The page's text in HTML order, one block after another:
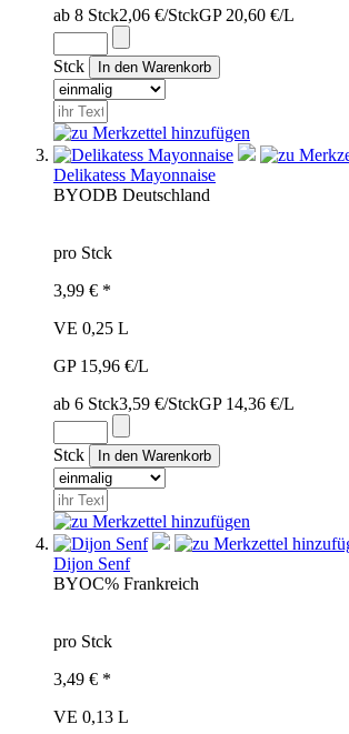
ab 8 Stck2,06 €/StckGP 20,60 €/L
Stck
Delikatess Mayonnaise
BYODB Deutschland
pro Stck
3,99 € *
VE 0,25 L
GP 15,96 €/L
ab 6 Stck3,59 €/StckGP 14,36 €/L
Stck
Dijon Senf
BYOC% Frankreich
pro Stck
3,49 € *
VE 0,13 L